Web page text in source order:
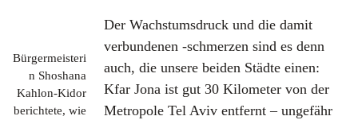
Bürgermeisteri
n Shoshana
Kahlon-Kidor
berichtete, wie
Der Wachstumsdruck und die damit
verbundenen -schmerzen sind es denn
auch, die unsere beiden Städte einen:
Kfar Jona ist gut 30 Kilometer von der
Metropole Tel Aviv entfernt – ungefähr